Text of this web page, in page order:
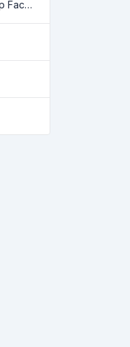
Найти идентификатор Facebook